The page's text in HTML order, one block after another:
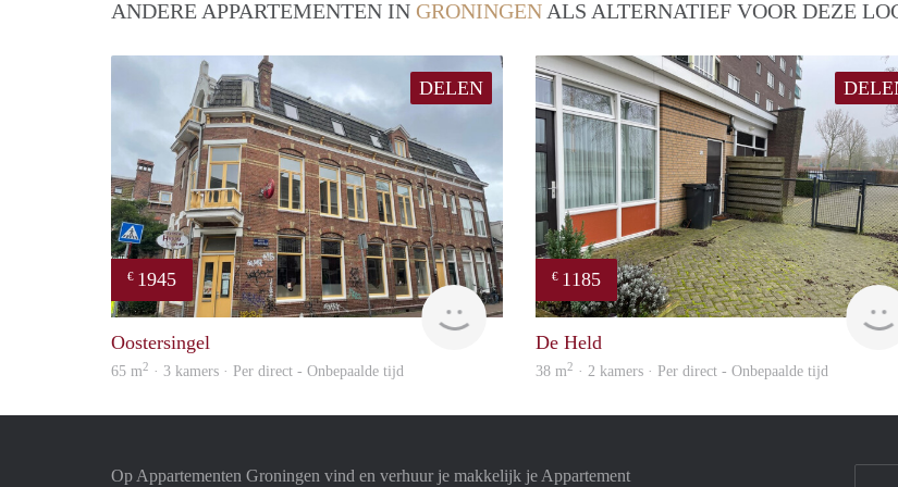
ANDERE APPARTEMENTEN IN GRONINGEN ALS ALTERNATIEF VOOR DEZE
DELEN
€ 1945
GrunoVerhuur
Oostersingel
65 m2 · 3 kamers · Per direct - Onbepaalde tijd
€ 1185
De Held
38 m2 · 2 kamers · Per direct - Onbepaalde tijd
Op Appartementen Groningen vind en verhuur je makkelijk je Appartement